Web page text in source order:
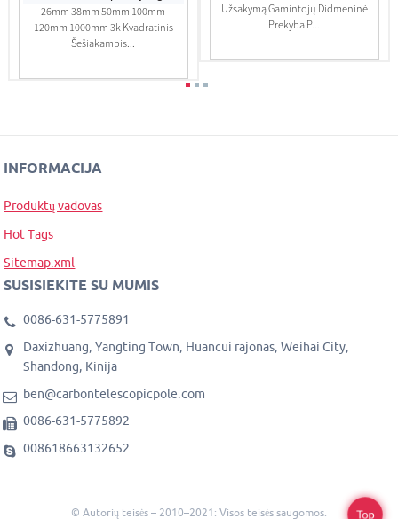
26mm 38mm 50mm 100mm
120mm 1000mm 3k Kvadratinis
Šešiakampis...
Užsakymą Gamintojų Didmeninė
Prekyba P...
INFORMACIJA
Produktų vadovas
Hot Tags
Sitemap.xml
SUSISIEKITE SU MUMIS
0086-631-5775891
Daxizhuang, Yangting Town, Huancui rajonas, Weihai City,
Shandong, Kinija
ben@carbontelescopicpole.com
0086-631-5775892
008618663132652
© Autorių teisės – 2010–2021: Visos teisės saugomos. Top